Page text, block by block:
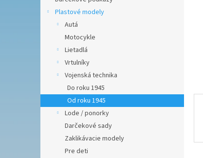
Plastové modely
Autá
Motocykle
Lietadlá
Vrtulníky
Vojenská technika
Do roku 1945
Od roku 1945
Lode / ponorky
Darčekové sady
Zaklikávacie modely
Pre deti